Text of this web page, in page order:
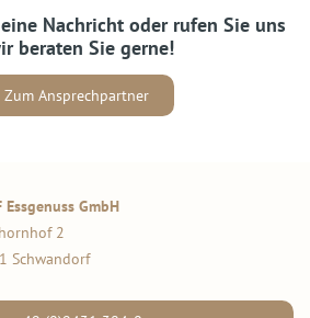
Nachricht oder rufen Sie uns
beraten Sie gerne!
Zum Ansprechpartner
Essgenuss GmbH
2
Schwandorf